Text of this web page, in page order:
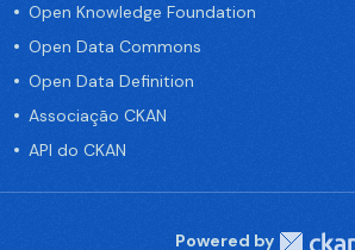
Open Knowledge Foundation
Open Data Commons
Open Data Definition
Associação CKAN
API do CKAN
Powered by